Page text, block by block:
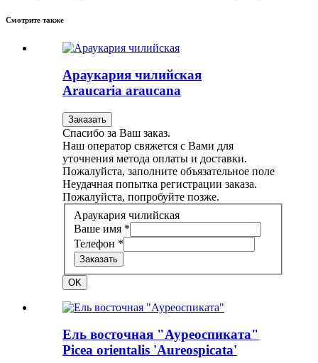
Смотрите также
Араукария чилийская
Araucaria araucana
Заказать
Спасибо за Ваш заказ.
Наш оператор свяжется с Вами для
уточнения метода оплаты и доставки.
Пожалуйста, заполните объязательное поле
Неудачная попытка регистрации заказа.
Пожалуйста, попробуйте позже.
Араукария чилийская
Ваше имя *
Телефон *
Заказать
OK
Ель восточная "Ауреоспиката"
Picea orientalis 'Aureospicata'